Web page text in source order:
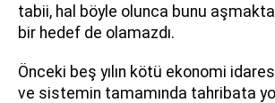
tabii, hal böyle olunca bunu
bir hedef de olamazdı.
Önceki beş yılın kötü ekonomi
ve sistemin tamamında tahribata